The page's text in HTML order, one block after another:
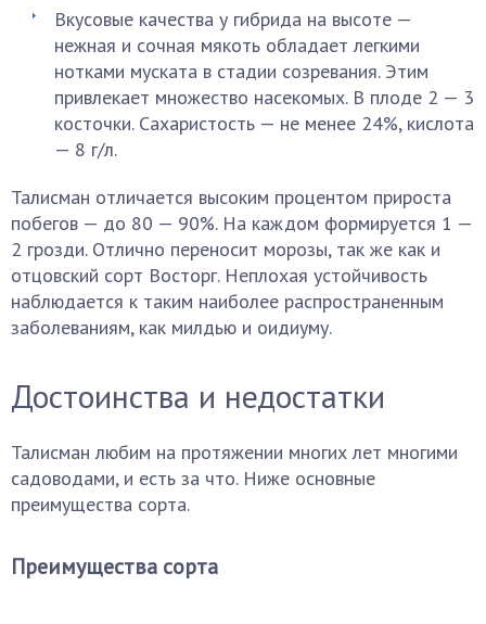
Вкусовые качества у гибрида на высоте —
нежная и сочная мякоть обладает легкими
нотками муската в стадии созревания. Этим
привлекает множество насекомых. В плоде 2 — 3
косточки. Сахаристость — не менее 24%, кислота
— 8 г/л.
Талисман отличается высоким процентом прироста
побегов — до 80 — 90%. На каждом формируется 1 —
2 грозди. Отлично переносит морозы, так же как и
отцовский сорт Восторг. Неплохая устойчивость
наблюдается к таким наиболее распространенным
заболеваниям, как милдью и оидиуму.
Достоинства и недостатки
Талисман любим на протяжении многих лет многими
садоводами, и есть за что. Ниже основные
преимущества сорта.
Преимущества сорта